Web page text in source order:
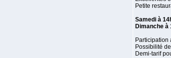
Petite
Samedi à
Dimanche à
Participation
Possibilité
Demi-tarif